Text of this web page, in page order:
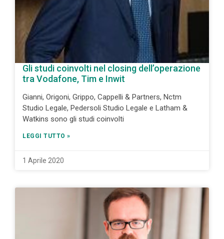
Gli studi coinvolti nel closing dell’operazione
tra Vodafone, Tim e Inwit
Gianni, Origoni, Grippo, Cappelli & Partners, Nctm
Studio Legale, Pedersoli Studio Legale e Latham &
Watkins sono gli studi coinvolti
LEGGI TUTTO »
1 Aprile 2020